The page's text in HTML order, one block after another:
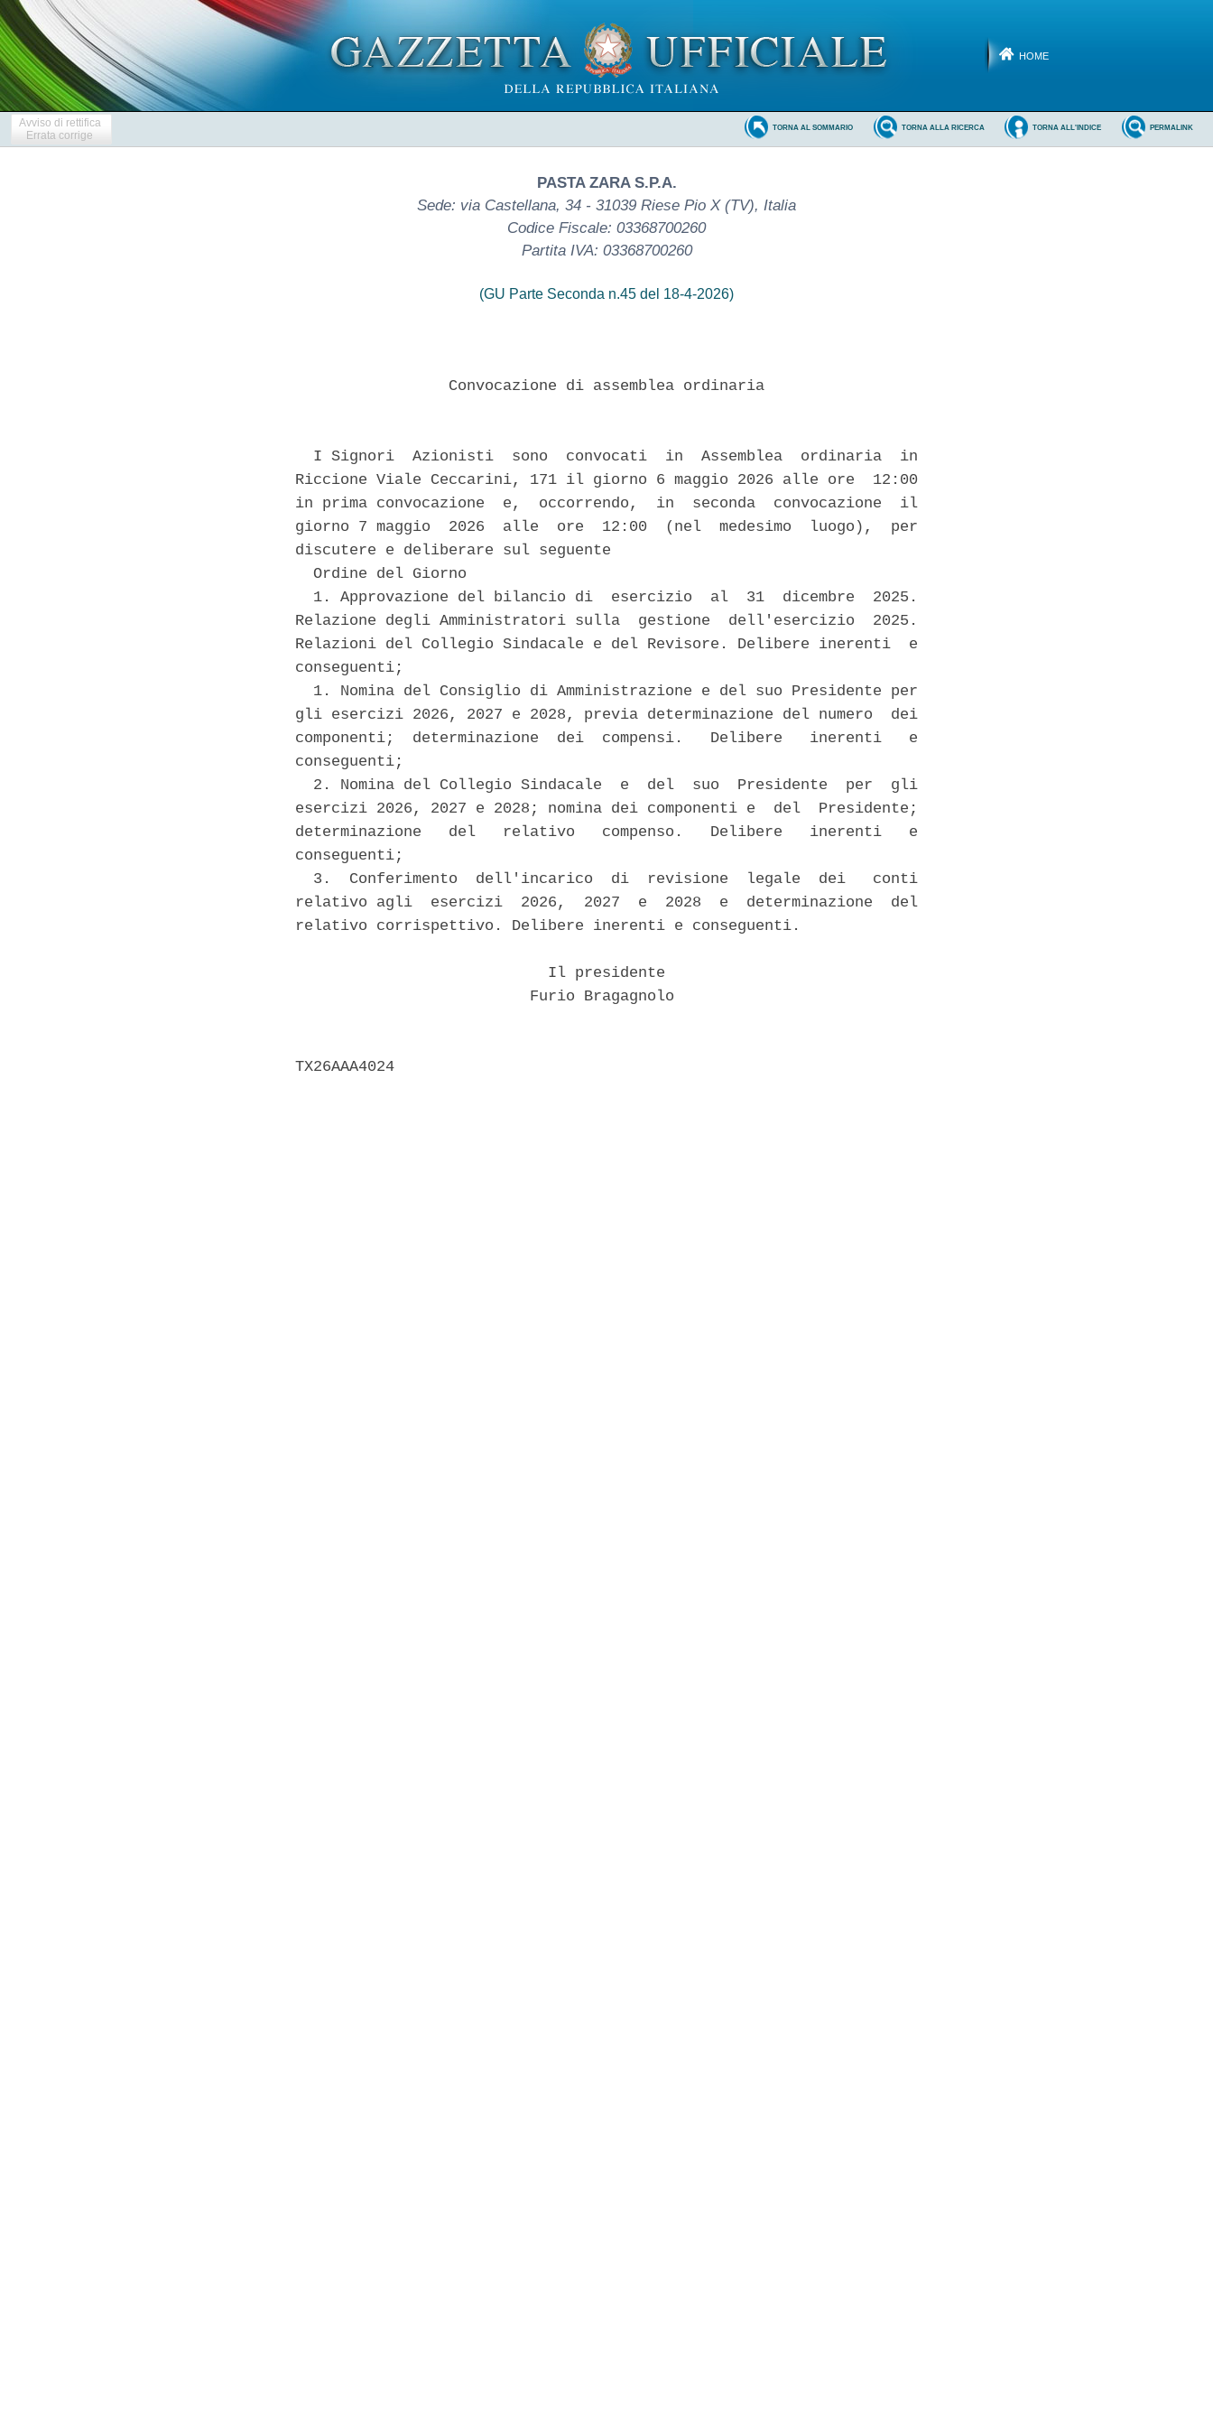
HOME
Avviso di rettifica
Errata corrige
PERMALINK
TORNA ALL'INDICE
TORNA ALLA RICERCA
TORNA AL SOMMARIO
PASTA ZARA S.P.A.
Sede: via Castellana, 34 - 31039 Riese Pio X (TV), Italia
Codice Fiscale: 03368700260
Partita IVA: 03368700260
(GU Parte Seconda n.45 del 18-4-2026)
                 Convocazione di assemblea ordinaria
  I Signori  Azionisti  sono  convocati  in  Assemblea  ordinaria  in
Riccione Viale Ceccarini, 171 il giorno 6 maggio 2026 alle ore  12:00
in prima convocazione  e,  occorrendo,  in  seconda  convocazione  il
giorno 7 maggio  2026  alle  ore  12:00  (nel  medesimo  luogo),  per
discutere e deliberare sul seguente
  Ordine del Giorno
  1. Approvazione del bilancio di  esercizio  al  31  dicembre  2025.
Relazione degli Amministratori sulla  gestione  dell'esercizio  2025.
Relazioni del Collegio Sindacale e del Revisore. Delibere inerenti  e
conseguenti;
  1. Nomina del Consiglio di Amministrazione e del suo Presidente per
gli esercizi 2026, 2027 e 2028, previa determinazione del numero  dei
componenti;  determinazione  dei  compensi.   Delibere   inerenti   e
conseguenti;
  2. Nomina del Collegio Sindacale  e  del  suo  Presidente  per  gli
esercizi 2026, 2027 e 2028; nomina dei componenti e  del  Presidente;
determinazione   del   relativo   compenso.   Delibere   inerenti   e
conseguenti;
  3.  Conferimento  dell'incarico  di  revisione  legale  dei   conti
relativo agli  esercizi  2026,  2027  e  2028  e  determinazione  del
relativo corrispettivo. Delibere inerenti e conseguenti.
                            Il presidente
                          Furio Bragagnolo